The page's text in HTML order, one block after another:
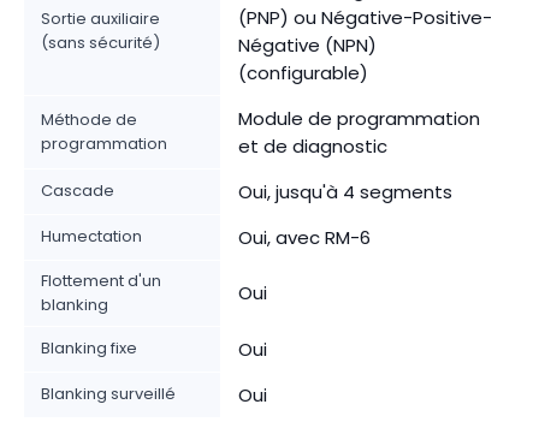
Sortie auxiliaire
(sans sécurité)
(PNP) ou Négative-Positive-
Négative (NPN)
(configurable)
Méthode de
programmation
Module de programmation
et de diagnostic
Cascade Oui, jusqu'à 4 segments
Humectation Oui, avec RM-6
Flottement d'un
blanking
Oui
Blanking fixe Oui
Blanking surveillé Oui